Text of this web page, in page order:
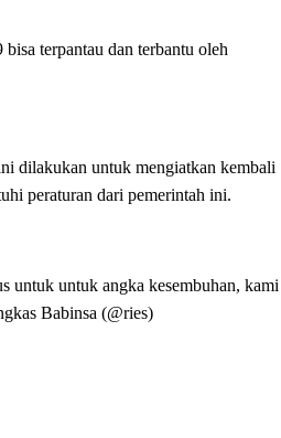
terpantau dan terbantu oleh
dilakukan untuk mengiatkan kembali
peraturan dari pemerintah ini.
untuk untuk angka kesembuhan, kami
Babinsa (@ries)